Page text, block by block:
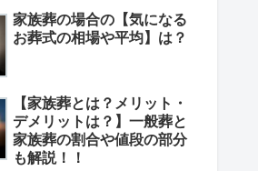
家族葬の場合の【気になる
お葬式の相場や平均】は？
【家族葬とは？メリット・
デメリットは？】一般葬と
家族葬の割合や値段の部分
も解説！！